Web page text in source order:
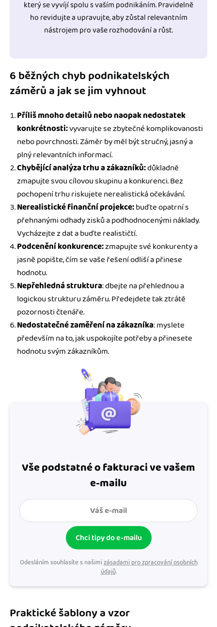
který se vyvíjí spolu s vaším podnikáním. Pravidelně
ho revidujte a upravujte, aby zůstal relevantním
nástrojem pro vaše rozhodování a růst.
6 běžných chyb podnikatelských
záměrů a jak se jim vyhnout
Příliš mnoho detailů nebo naopak nedostatek
konkrétnosti:vyvarujte se zbytečné komplikovanosti
nebo povrchnosti. Záměr by měl být stručný, jasný a
plný relevantních informací.
Chybějící analýza trhu a zákazníků:důkladně
zmapujte svou cílovou skupinu a konkurenci. Bez
pochopení trhu riskujete nerealistická očekávání.
Nerealistické finanční projekce:buďte opatrní s
přehnanými odhady zisků a podhodnocenými náklady.
Vycházejte z dat a buďte realističtí.
Podcenění konkurence:zmapujte své konkurenty a
jasně popište, čím se vaše řešení odliší a přinese
hodnotu.
Nepřehledná struktura: dbejte na přehlednou a
logickou strukturu záměru. Předejdete tak ztrátě
pozornosti čtenáře.
Nedostatečné zaměření na zákazníka: myslete
především na to, jak uspokojíte potřeby a přinesete
hodnotu svým zákazníkům.
Vše podstatné o fakturaci ve vašem
e-mailu
Chci tipy do e-mailu
Odesláním souhlasíte s našimizásadami pro zpracování osobních
údajů.
Praktické šablony a vzor